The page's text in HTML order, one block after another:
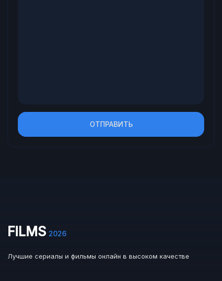
ОТПРАВИТЬ
FILMS 2026
Лучшие сериалы и фильмы онлайн в высоком качестве